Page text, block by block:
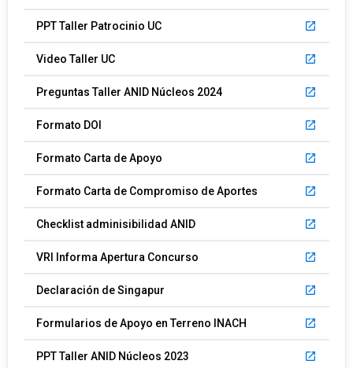
PPT Taller Patrocinio UC launch
Video Taller UC launch
Preguntas Taller ANID Núcleos 2024 launch
Formato DOI launch
Formato Carta de Apoyo launch
Formato Carta de Compromiso de Aportes launch
Checklist adminisibilidad ANID launch
VRI Informa Apertura Concurso launch
Declaración de Singapur launch
Formularios de Apoyo en Terreno INACH launch
PPT Taller ANID Núcleos 2023 launch